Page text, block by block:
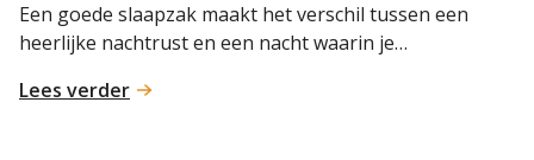
Een goede slaapzak maakt het verschil tussen een
heerlijke nachtrust en een nacht waarin je…
Lees verder
: